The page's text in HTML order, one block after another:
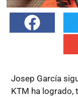
Josep García
KTM ha logrado,